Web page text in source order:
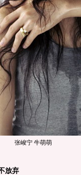
张峻宁 牛萌萌
放弃